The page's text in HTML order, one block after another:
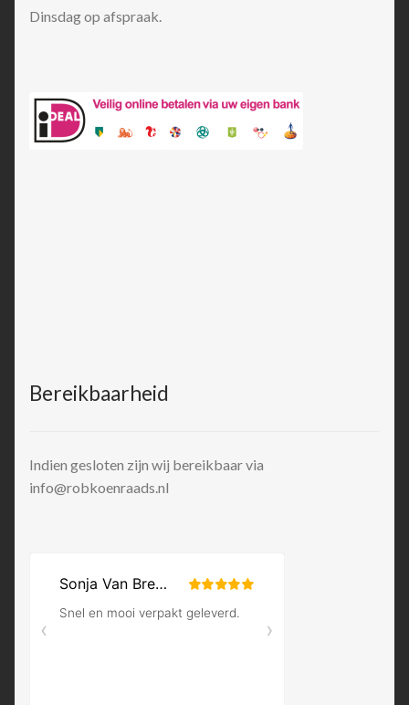
Dinsdag op afspraak.
Bereikbaarheid
Indien gesloten zijn wij bereikbaar via
info@robkoenraads.nl